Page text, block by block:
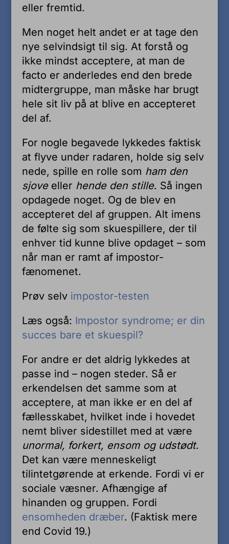
eller fremtid.
Men noget helt andet er at tage den
nye selvindsigt til sig. At forstå og
ikke mindst acceptere, at man de
facto er anderledes end den brede
midtergruppe, man måske har brugt
hele sit liv på at blive en accepteret
del af.
For nogle begavede lykkedes faktisk
at flyve under radaren, holde sig selv
nede, spille en rolle som ham den
sjoveeller hende den stille. Så ingen
opdagede noget. Og de blev en
accepteret del af gruppen. Alt imens
de følte sig som skuespillere, der til
enhver tid kunne blive opdaget – som
når man er ramt af impostor-
fænomenet.
Prøv selv impostor-testen
Læs også: Impostor syndrome; er din
succes bare et skuespil?
For andre er det aldrig lykkedes at
passe ind – nogen steder. Så er
erkendelsen det samme som at
acceptere, at man ikke er en del af
fællesskabet, hvilket inde i hovedet
nemt bliver sidestillet med at være
unormal, forkert, ensom og udstødt.
Det kan være menneskeligt
tilintetgørende at erkende. Fordi vi er
sociale væsner. Afhængige af
hinanden og gruppen. Fordi
ensomheden dræber. (Faktisk mere
end Covid 19.)